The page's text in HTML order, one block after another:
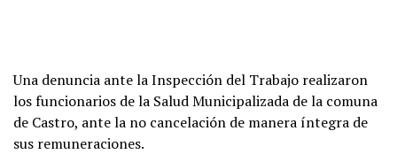
Una denuncia ante la Inspección del Trabajo realizaron
los funcionarios de la Salud Municipalizada de la comuna
de Castro, ante la no cancelación de manera íntegra de
sus remuneraciones.